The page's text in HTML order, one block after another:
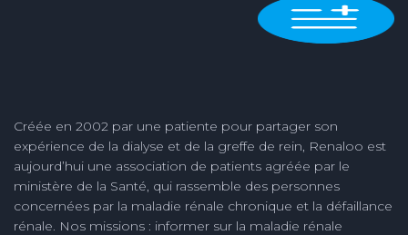
Créée en 2002 par une patiente pour partager son
expérience de la dialyse et de la greffe de rein, Renaloo est
aujourd’hui une association de patients agréée par le
ministère de la Santé, qui rassemble des personnes
concernées par la maladie rénale chronique et la défaillance
rénale. Nos missions : informer sur la maladie rénale